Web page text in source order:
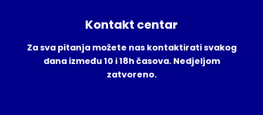
Kontakt centar
Za sva pitanja možete nas kontaktirati svakog
dana između 10 i 18h časova. Nedjeljom
zatvoreno.